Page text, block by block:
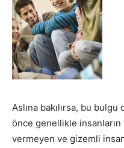
Aslına bakılırsa, bu bulgu
önce genellikle
vermeyen ve gizemli